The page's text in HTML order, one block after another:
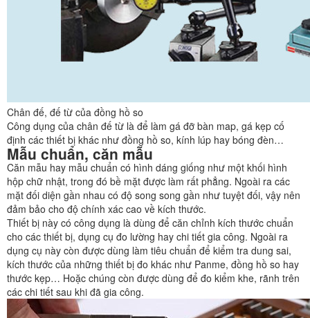
Chân đế, đế từ của đồng hồ so
Công dụng của chân đế từ là để làm gá đỡ bàn map, gá kẹp cố
định các thiết bị khác như đồng hồ so, kính lúp hay bóng đèn…
Mẫu chuẩn, căn mẫu
Căn mẫu hay mẫu chuẩn có hình dáng giống như một khối hình
hộp chữ nhật, trong đó bề mặt được làm rất phẳng. Ngoài ra các
mặt đối diện gần nhau có độ song song gần như tuyệt đối, vậy nên
đảm bảo cho độ chính xác cao về kích thước.
Thiết bị này có công dụng là dùng để căn chỉnh kích thước chuẩn
cho các thiết bị, dụng cụ đo lường hay chi tiết gia công. Ngoài ra
dụng cụ này còn được dùng làm tiêu chuẩn để kiểm tra dung sai,
kích thước của những thiết bị đo khác như Panme, đồng hồ so hay
thước kẹp… Hoặc chúng còn được dùng để đo kiểm khe, rãnh trên
các chi tiết sau khi đã gia công.